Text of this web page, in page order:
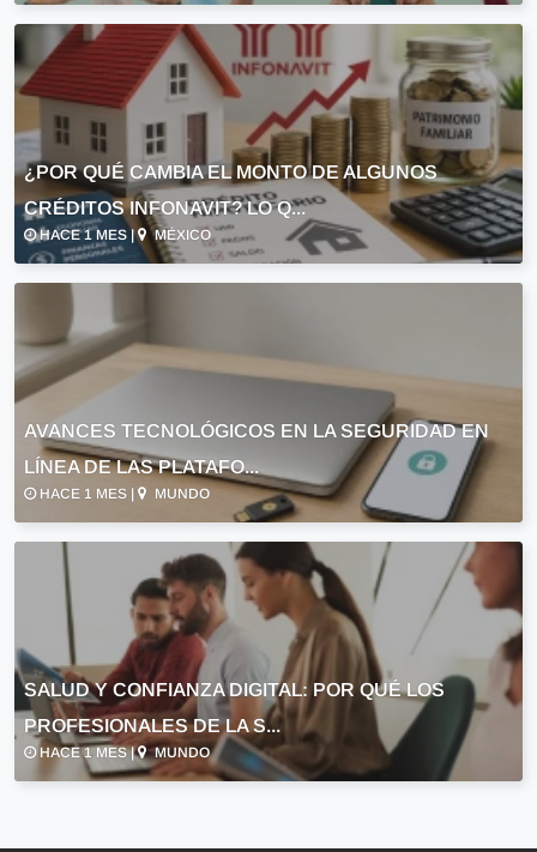
¿POR QUÉ CAMBIA EL MONTO DE ALGUNOS
CRÉDITOS INFONAVIT? LO Q...
HACE 1 MES | MÉXICO
AVANCES TECNOLÓGICOS EN LA SEGURIDAD EN
LÍNEA DE LAS PLATAFO...
HACE 1 MES | MUNDO
SALUD Y CONFIANZA DIGITAL: POR QUÉ LOS
PROFESIONALES DE LA S...
HACE 1 MES | MUNDO